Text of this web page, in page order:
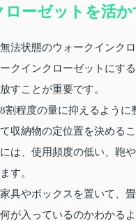
ーゼットを活か
法状態のウォークインク
クインクローゼットにす
すことが重要です。
程度の量に抑えるように
収納物の定位置を決める
は、使用頻度の低い、鞄
す。
具やボックスを置いて、
が入っているのかわかる